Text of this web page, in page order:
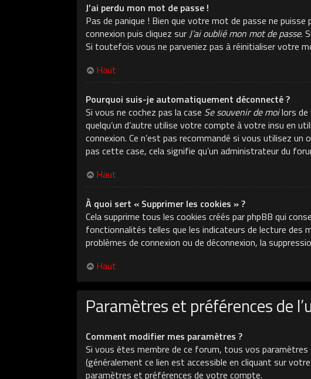
J’ai perdu mon mot de passe !
Pas de panique ! Bien que votre mot de passe ne
connexion puis cliquez surJ’ai oublié mon mot de passe.
Si toutefois vous ne parveniez pas à réinitialiser votre
Haut
Pourquoi suis-je automatiquement déconnecté ?
Si vous ne cochez pas la case Se souvenir de moilors de
quelqu’un d’autre utilise votre compte à votre insu en
connexion. Ce n’est pas recommandé si vous utilisez
pas cette case, cela signifie qu’un administrateur du
Haut
À quoi sert « Supprimer les cookies » ?
Cela supprime tous les cookies créés par phpBB qui
fonctionnalités telles que les indicateurs de lecture des
problèmes de connexion ou de déconnexion, la
Haut
Paramètres et préférences de
Comment modifier mes paramètres ?
Si vous êtes membre de ce forum, tous vos
(généralement ce lien est accessible en cliquant sur
paramètres et préférences de votre compte.